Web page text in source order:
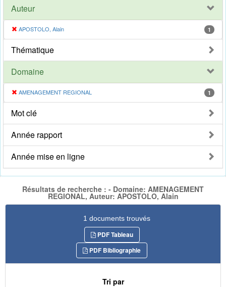
Auteur
APOSTOLO, Alain 1
Thématique
Domaine
AMENAGEMENT REGIONAL 1
Mot clé
Année rapport
Année mise en ligne
Résultats de recherche : - Domaine: AMENAGEMENT
REGIONAL, Auteur: APOSTOLO, Alain
1 documents trouvés
PDF Tableau
PDF Bibliographie
Tri par